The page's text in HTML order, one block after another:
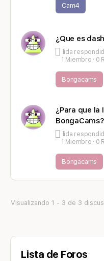
Cam4
¿Que es
lida
1 Miembro · 0
Bongacams
¿Para que
BongaCams?
lida
1 Miembro · 0
Bongacams
Visualizando 1 - 3 de 3
Lista de Foros